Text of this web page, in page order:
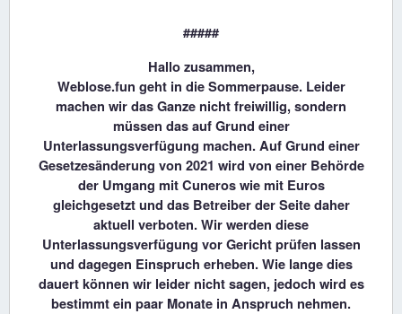
#####
Hallo zusammen,
Weblose.fun geht in die Sommerpause. Leider
machen wir das Ganze nicht freiwillig, sondern
müssen das auf Grund einer
Unterlassungsverfügung machen. Auf Grund einer
Gesetzesänderung von 2021 wird von einer Behörde
der Umgang mit Cuneros wie mit Euros
gleichgesetzt und das Betreiber der Seite daher
aktuell verboten. Wir werden diese
Unterlassungsverfügung vor Gericht prüfen lassen
und dagegen Einspruch erheben. Wie lange dies
dauert können wir leider nicht sagen, jedoch wird es
bestimmt ein paar Monate in Anspruch nehmen.